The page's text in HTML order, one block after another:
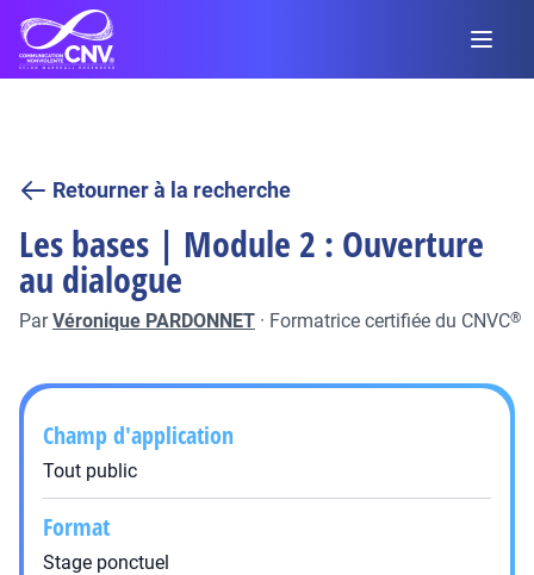
Retourner à la recherche
Les bases | Module 2 : Ouverture
au dialogue
ParVéronique PARDONNET · Formatrice certifiée du CNVC®
Champ d'application
Tout public
Format
Stage ponctuel